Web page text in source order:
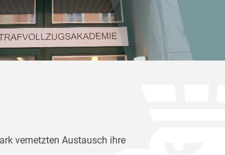
vernetzten Austausch ihre